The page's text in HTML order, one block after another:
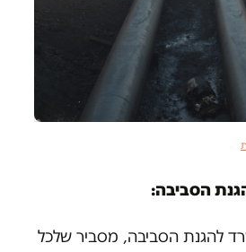
הסביבה:
להגנת הסביבה, מסביר שלכל